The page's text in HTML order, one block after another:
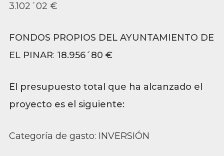
3.102´02 €
FONDOS PROPIOS DEL AYUNTAMIENTO DE
EL PINAR: 18.956´80 €
El presupuesto total que ha alcanzado el
proyecto es el siguiente:
Categoría de gasto: INVERSIÓN